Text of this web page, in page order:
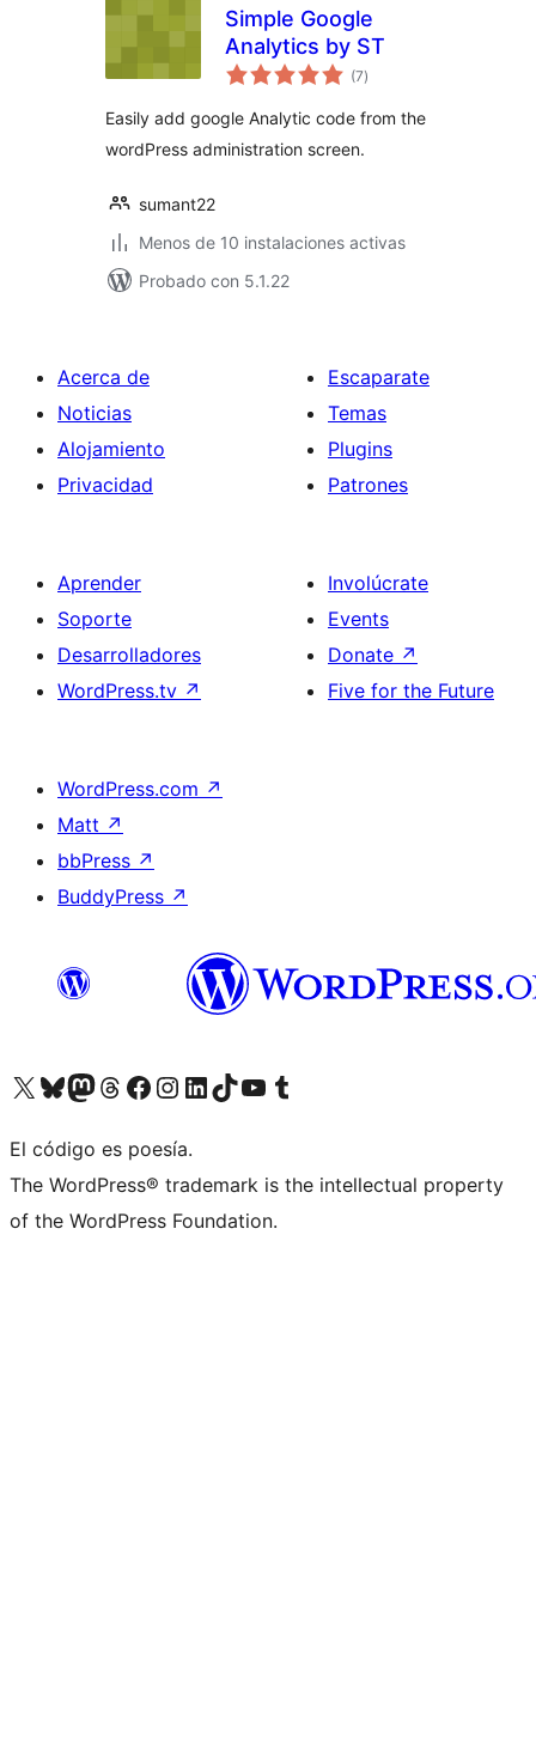
Simple Google
Analytics by ST
(7total
de
)
Easily add google Analytic code from the
wordPress administration screen.
sumant22
Menos de 10 instalaciones activas
Probado con 5.1.22
Acerca de
Noticias
Alojamiento
Privacidad
Escaparate
Temas
Plugins
Patrones
Aprender
Soporte
Desarrolladores
WordPress.tv ↗
Involúcrate
Events
Donate ↗
Five for the Future
WordPress.com ↗
Matt ↗
bbPress ↗
BuddyPress ↗
Visit our X (formerly Twitter) account
Visit our Bluesky account
Visit our Mastodon account
Visit our Threads account
Visita nuestra página de Facebook
Visita nuestra cuenta de Instagram
Visita nuestra cuenta de LinkedIn
Visit our TikTok account
Visita nuestro canal de YouTube
Visit our Tumblr account
El código es poesía.
The WordPress® trademark is the intellectual property
of the WordPress Foundation.